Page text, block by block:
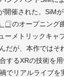
開催された。SiMが
のオープニング
ーメトリックキャ
だが、本作ではそ
するXRの技術を
でリアルライブを